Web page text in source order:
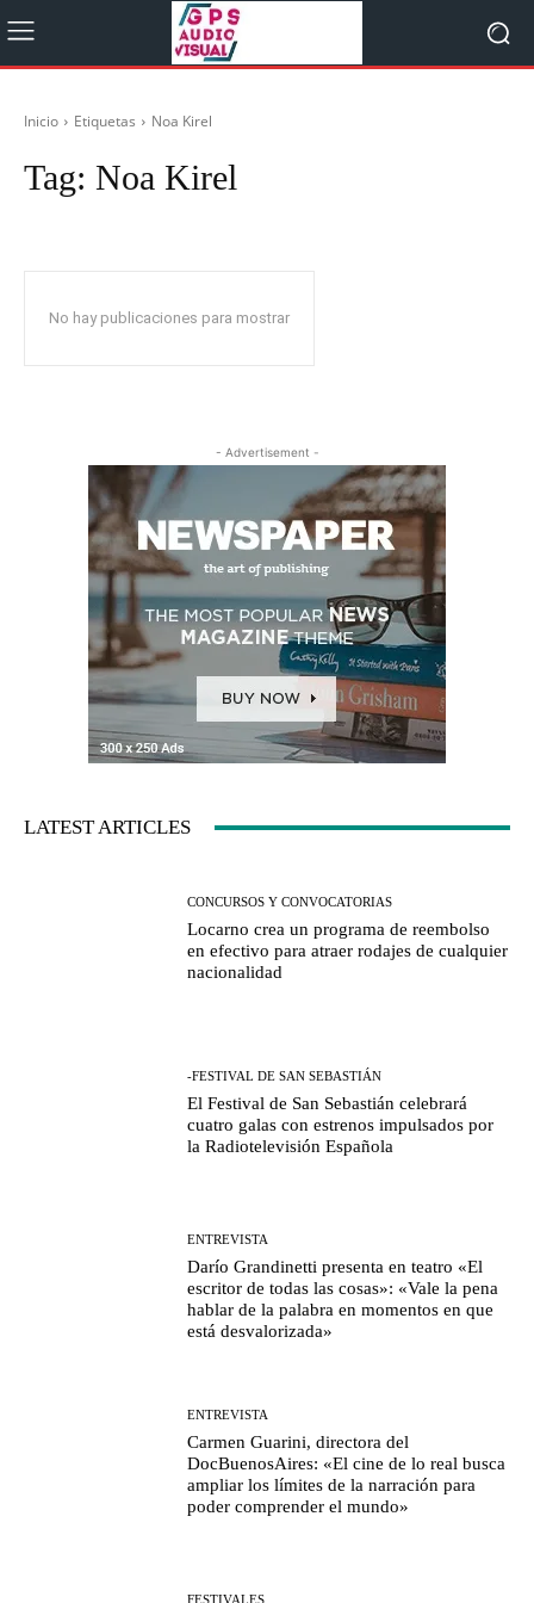
Inicio Etiquetas Noa Kirel
Tag: Noa Kirel
No hay publicaciones para mostrar
- Advertisement -
LATEST ARTICLES
CONCURSOS Y CONVOCATORIAS
Locarno crea un programa de reembolso
en efectivo para atraer rodajes de cualquier
nacionalidad
-FESTIVAL DE SAN SEBASTIÁN
El Festival de San Sebastián celebrará
cuatro galas con estrenos impulsados por
la Radiotelevisión Española
ENTREVISTA
Darío Grandinetti presenta en teatro «El
escritor de todas las cosas»: «Vale la pena
hablar de la palabra en momentos en que
está desvalorizada»
ENTREVISTA
Carmen Guarini, directora del
DocBuenosAires: «El cine de lo real busca
ampliar los límites de la narración para
poder comprender el mundo»
FESTIVALES